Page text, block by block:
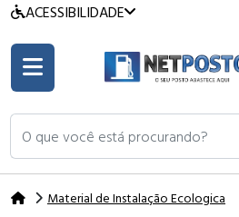
ACESSIBILIDADE
O que você está procurando?
Material de Instalação Ecologica